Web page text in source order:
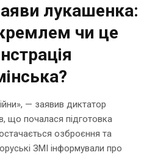
лукашенка:
чи це
— заявив диктатор
що почалася підготовка
озброєння та
ЗМІ інформували про